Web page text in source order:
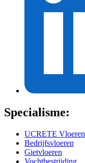
Specialisme:
UCRETE Vloeren
Bedrijfsvloeren
Gietvloeren
Vochtbestrijding